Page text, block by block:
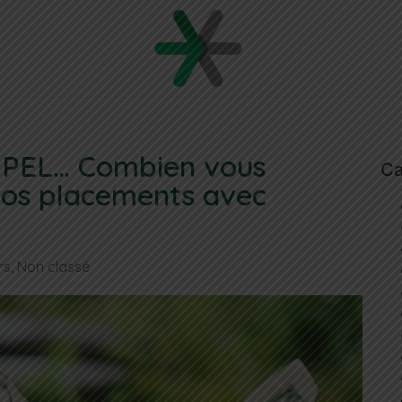
Combien vous
placements avec
, Non classé